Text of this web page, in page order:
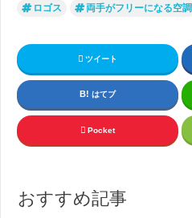
ロゴス
両手がフリーになる空調
ツイート
はてブ
Pocket
おすすめ記事